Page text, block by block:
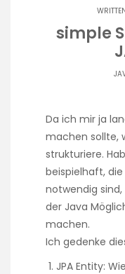
simple
Da ich mir ja
machen sollte,
strukturiere.
beispielhaft,
notwendig
der Java
machen.
Ich gedenke
JPA Entity: